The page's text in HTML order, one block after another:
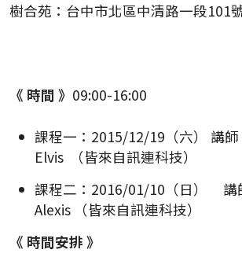
樹合苑：台中市北區中清路一段101
《 時間 》 09:00-16:00
課程一：2015/12/19（六） 講師
Elvis （皆來自訊連科技）
課程二：2016/01/10（日） 講
Alexis （皆來自訊連科技）
《 時間安排 》